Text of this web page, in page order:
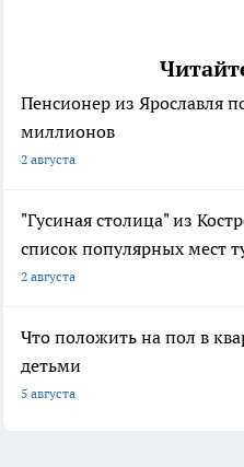
Пенсионер из Ярославля
миллионов
2 августа
"Гусиная столица" из
список популярных мест
2 августа
Что положить на пол в
детьми
5 августа